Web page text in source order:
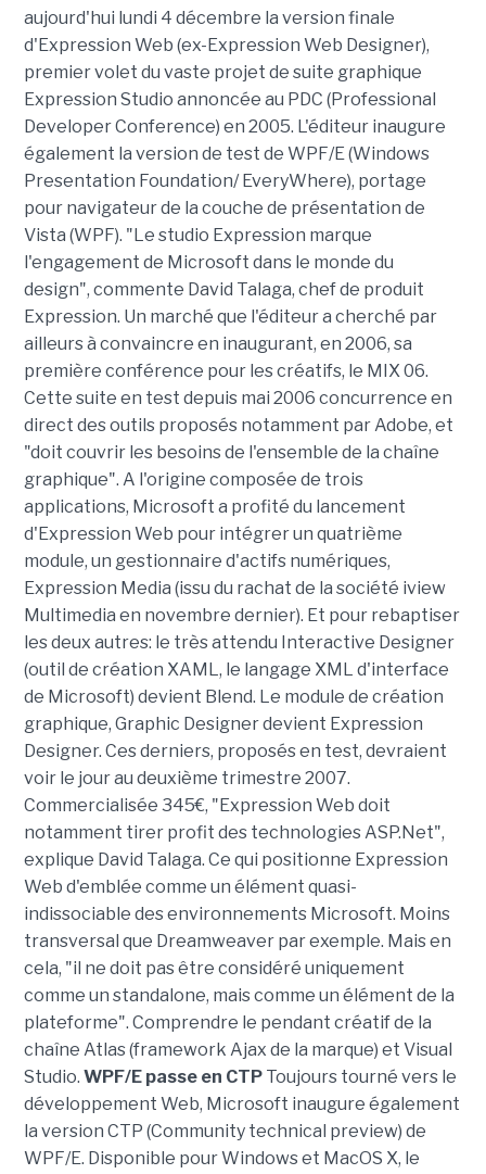
aujourd'hui lundi 4 décembre la version finale
d'Expression Web (ex-Expression Web Designer),
premier volet du vaste projet de suite graphique
Expression Studio annoncée au PDC (Professional
Developer Conference) en 2005. L'éditeur inaugure
également la version de test de WPF/E (Windows
Presentation Foundation/ EveryWhere), portage
pour navigateur de la couche de présentation de
Vista (WPF). "Le studio Expression marque
l'engagement de Microsoft dans le monde du
design", commente David Talaga, chef de produit
Expression. Un marché que l'éditeur a cherché par
ailleurs à convaincre en inaugurant, en 2006, sa
première conférence pour les créatifs, le MIX 06.
Cette suite en test depuis mai 2006 concurrence en
direct des outils proposés notamment par Adobe, et
"doit couvrir les besoins de l'ensemble de la chaîne
graphique". A l'origine composée de trois
applications, Microsoft a profité du lancement
d'Expression Web pour intégrer un quatrième
module, un gestionnaire d'actifs numériques,
Expression Media (issu du rachat de la société iview
Multimedia en novembre dernier). Et pour rebaptiser
les deux autres: le très attendu Interactive Designer
(outil de création XAML, le langage XML d'interface
de Microsoft) devient Blend. Le module de création
graphique, Graphic Designer devient Expression
Designer. Ces derniers, proposés en test, devraient
voir le jour au deuxième trimestre 2007.
Commercialisée 345€, "Expression Web doit
notamment tirer profit des technologies ASP.Net",
explique David Talaga. Ce qui positionne Expression
Web d'emblée comme un élément quasi-
indissociable des environnements Microsoft. Moins
transversal que Dreamweaver par exemple. Mais en
cela, "il ne doit pas être considéré uniquement
comme un standalone, mais comme un élément de la
plateforme". Comprendre le pendant créatif de la
chaîne Atlas (framework Ajax de la marque) et Visual
Studio. WPF/E passe en CTPToujours tourné vers le
développement Web, Microsoft inaugure également
la version CTP (Community technical preview) de
WPF/E. Disponible pour Windows et MacOS X, le